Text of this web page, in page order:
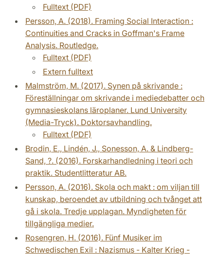
Fulltext (PDF)
Persson, A. (2018). Framing Social Interaction :
Continuities and Cracks in Goffman's Frame
Analysis. Routledge.
Fulltext (PDF)
Extern fulltext
Malmström, M. (2017). Synen på skrivande :
Föreställningar om skrivande i mediedebatter och
gymnasieskolans läroplaner. Lund University
(Media-Tryck). Doktorsavhandling.
Fulltext (PDF)
Brodin, E., Lindén, J., Sonesson, A. & Lindberg-
Sand, ?. (2016). Forskarhandledning i teori och
praktik. Studentlitteratur AB.
Persson, A. (2016). Skola och makt : om viljan till
kunskap, beroendet av utbildning och tvånget att
gå i skola. Tredje upplagan. Myndigheten för
tillgängliga medier.
Rosengren, H. (2016). Fünf Musiker im
Schwedischen Exil : Nazismus - Kalter Krieg -